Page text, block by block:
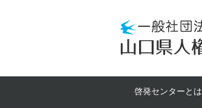
啓発センターとは